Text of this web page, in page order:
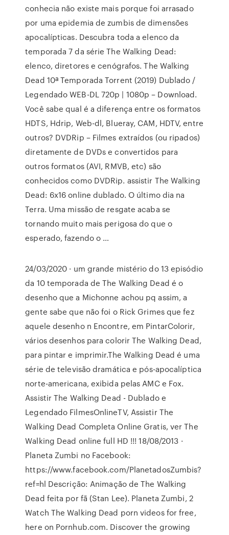
conhecia não existe mais porque foi arrasado
por uma epidemia de zumbis de dimensões
apocalípticas. Descubra toda a elenco da
temporada 7 da série The Walking Dead:
elenco, diretores e cenógrafos. The Walking
Dead 10ª Temporada Torrent (2019) Dublado /
Legendado WEB-DL 720p | 1080p – Download.
Você sabe qual é a diferença entre os formatos
HDTS, Hdrip, Web-dl, Blueray, CAM, HDTV, entre
outros? DVDRip – Filmes extraídos (ou ripados)
diretamente de DVDs e convertidos para
outros formatos (AVI, RMVB, etc) são
conhecidos como DVDRip. assistir The Walking
Dead: 6x16 online dublado. O último dia na
Terra. Uma missão de resgate acaba se
tornando muito mais perigosa do que o
esperado, fazendo o …
24/03/2020 · um grande mistério do 13 episódio
da 10 temporada de The Walking Dead é o
desenho que a Michonne achou pq assim, a
gente sabe que não foi o Rick Grimes que fez
aquele desenho n Encontre, em PintarColorir,
vários desenhos para colorir The Walking Dead,
para pintar e imprimir.The Walking Dead é uma
série de televisão dramática e pós-apocalíptica
norte-americana, exibida pelas AMC e Fox.
Assistir The Walking Dead - Dublado e
Legendado FilmesOnlineTV, Assistir The
Walking Dead Completa Online Gratis, ver The
Walking Dead online full HD !!! 18/08/2013 ·
Planeta Zumbi no Facebook:
https://www.facebook.com/PlanetadosZumbis?
ref=hl Descrição: Animação de The Walking
Dead feita por fã (Stan Lee). Planeta Zumbi, 2
Watch The Walking Dead porn videos for free,
here on Pornhub.com. Discover the growing